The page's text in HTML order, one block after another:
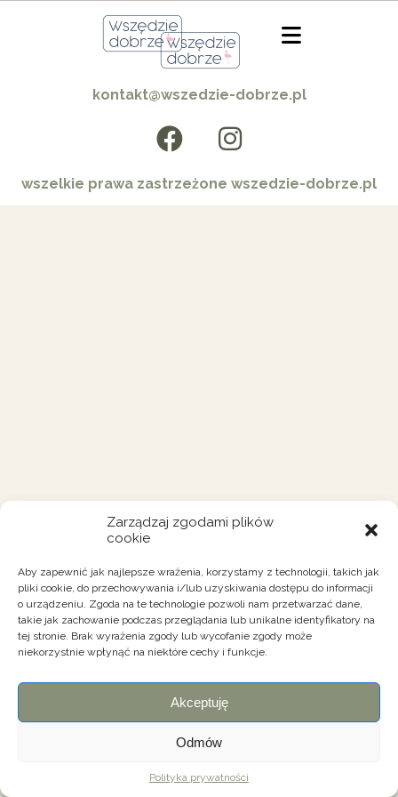
Zarządzaj zgodami plików
cookie
Aby zapewnić jak najlepsze wrażenia, korzystamy z technologii, takich jak
pliki cookie, do przechowywania i/lub uzyskiwania dostępu do informacji
o urządzeniu. Zgoda na te technologie pozwoli nam przetwarzać dane,
takie jak zachowanie podczas przeglądania lub unikalne identyfikatory na
tej stronie. Brak wyrażenia zgody lub wycofanie zgody może
niekorzystnie wpłynąć na niektóre cechy i funkcje.
Akceptuję
Odmów
Polityka prywatności
kontakt@wszedzie-dobrze.pl
wszelkie prawa zastrzeżone wszedzie-dobrze.pl